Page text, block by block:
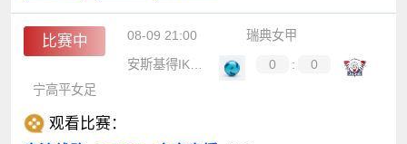
比赛中 08-09 21:00
瑞典女甲
0 :
0
宁高平女足
观看比赛：